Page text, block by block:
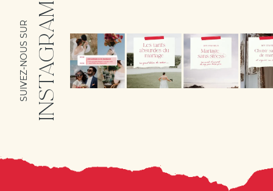
INSTAGRAM
SUIVEZ-NOUS SUR